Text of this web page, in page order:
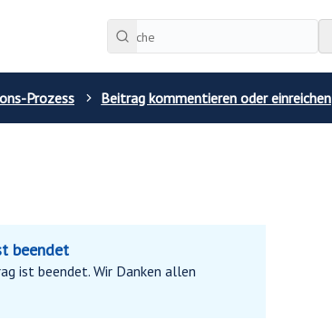
Prozess Beitrag kommentieren oder einreichen
beendet
ist beendet. Wir Danken allen